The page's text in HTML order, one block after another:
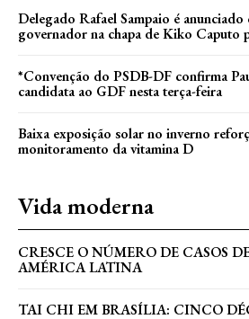
Delegado Rafael Sampaio é
governador na chapa de Kiko Caputo
*Convenção do PSDB-DF confirma
candidata ao GDF nesta terça-feira
Baixa exposição solar no inverno
monitoramento da vitamina D
Vida moderna
CRESCE O NÚMERO DE CASOS
AMÉRICA LATINA
TAI CHI EM BRASÍLIA: CINCO